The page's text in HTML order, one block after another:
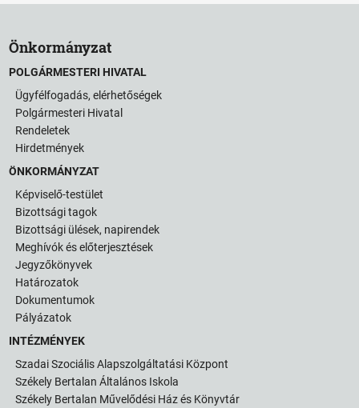
Önkormányzat
POLGÁRMESTERI HIVATAL
Ügyfélfogadás, elérhetőségek
Polgármesteri Hivatal
Rendeletek
Hirdetmények
ÖNKORMÁNYZAT
Képviselő-testület
Bizottsági tagok
Bizottsági ülések, napirendek
Meghívók és előterjesztések
Jegyzőkönyvek
Határozatok
Dokumentumok
Pályázatok
INTÉZMÉNYEK
Szadai Szociális Alapszolgáltatási Központ
Székely Bertalan Általános Iskola
Székely Bertalan Művelődési Ház és Könyvtár